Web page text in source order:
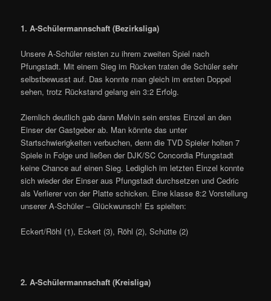
1. A-Schülermannschaft (Bezirksliga)
Unsere A-Schüler reisten zu ihrem zweiten Spiel nach
Pfungstadt. Mit einem Sieg im Rücken traten die Schüler sehr
selbstbewusst auf. Das konnte man gleich im ersten Doppel
sehen, trotz Rückstand gelang ein 3:2 Erfolg.
Ziemlich deutlich gab dann Melvin sein erstes Einzel an den
Einser der Gastgeber ab. Man könnte das unter
Startschwierigkeiten verbuchen, denn die TVD Spieler holten 7
Spiele in Folge und ließen der DJK/SC Concordia Pfungstadt
keine Chance auf einen Sieg. Lediglich im letzten Einzel konnte
sich wieder der Einser aus Pfungstadt durchsetzen und Cedric
als Verlierer von der Platte schicken. Eine klasse 8:2 Vorstellung
unserer A-Schüler – Glückwunsch! Es spielten:
Eckert/Röhl (1), Eckert (3), Röhl (2), Schütte (2)
2. A-Schülermannschaft (Kreisliga)